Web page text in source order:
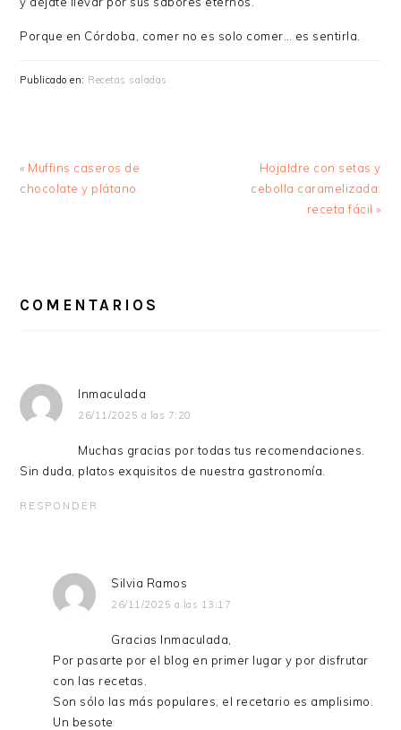
Porque en Córdoba, comer no es solo comer… es sentirla.
Publicado en: Recetas saladas
Entrada
anterior:
« Muffins caseros de
chocolate y plátano
Siguiente
entrada:
Hojaldre con setas y
cebolla caramelizada:
receta fácil »
CON
COMENTARIOS
Inmaculada
26/11/2025 a las 7:20
Muchas gracias por todas tus recomendaciones.
Sin duda, platos exquisitos de nuestra gastronomía.
RESPONDER
Silvia Ramos
26/11/2025 a las 13:17
Gracias Inmaculada,
Por pasarte por el blog en primer lugar y por disfrutar
con las recetas.
Son sólo las más populares, el recetario es amplisimo.
Un besote